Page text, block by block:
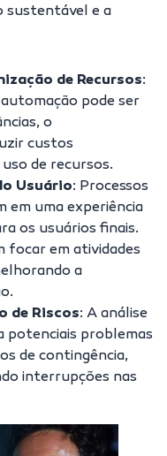
sustentável e a
de Recursos:
pode ser
o
custos
de recursos.
Usuário: Processos
em uma experiência
os usuários finais.
focar em atividades
a
de Riscos: A análise
potenciais problemas
de contingência,
interrupções nas